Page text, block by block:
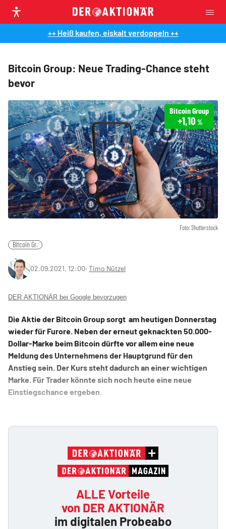
++ Heiß kaufen, eiskalt verdoppeln ++
Bitcoin Group: Neue Trading-Chance steht
bevor
Foto: Shutterstock
Bitcoin Group
+1,10 %
Bitcoin Gr.
02.09.2021, 12:00‧ Timo Nützel
DER AKTIONÄR bei Google bevorzugen
Die Aktie der Bitcoin Group sorgt am heutigen Donnerstag
wieder für Furore. Neben der erneut geknackten 50.000-
Dollar-Marke beim Bitcoin dürfte vor allem eine neue
Meldung des Unternehmens der Hauptgrund für den
Anstieg sein. Der Kurs steht dadurch an einer wichtigen
Marke. Für Trader könnte sich noch heute eine neue
Einstiegschance ergeben.
ALLE Vorteile
von DER AKTIONÄR
im digitalen Probeabo